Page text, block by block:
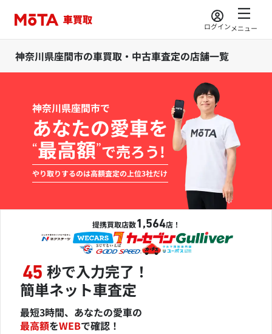
ログインメニュー
神奈川県座間市の車買取・中古車査定の店舗一覧
神奈川県座間市で
あなたの愛車を
“最高額”で売ろう!
やり取りするのは高額査定の上位3社だけ
提携買取店数1,564店！
45 秒で入力完了！
簡単ネット車査定
最短3時間、あなたの愛車の
最高額をWEBで確認！